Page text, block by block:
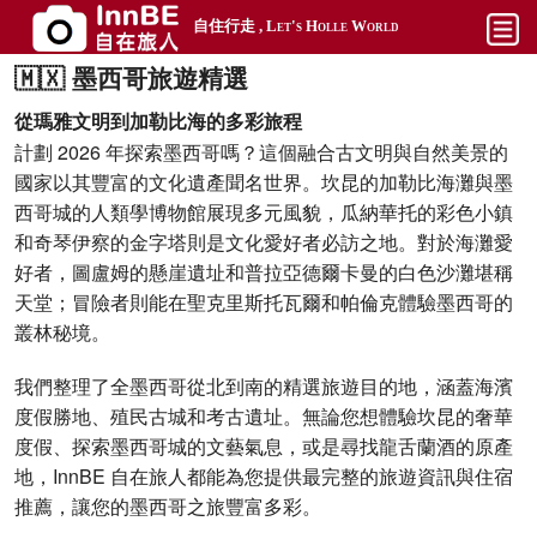
自住行走 , Let's Holle World
開始
平價
熱門
奢華
攻略
帳號
🇲🇽 墨西哥旅遊精選
從瑪雅文明到加勒比海的多彩旅程
計劃 2026 年探索墨西哥嗎？這個融合古文明與自然美景的
國家以其豐富的文化遺產聞名世界。坎昆的加勒比海灘與墨
西哥城的人類學博物館展現多元風貌，瓜納華托的彩色小鎮
和奇琴伊察的金字塔則是文化愛好者必訪之地。對於海灘愛
好者，圖盧姆的懸崖遺址和普拉亞德爾卡曼的白色沙灘堪稱
天堂；冒險者則能在聖克里斯托瓦爾和帕倫克體驗墨西哥的
叢林秘境。
我們整理了全墨西哥從北到南的精選旅遊目的地，涵蓋海濱
度假勝地、殖民古城和考古遺址。無論您想體驗坎昆的奢華
度假、探索墨西哥城的文藝氣息，或是尋找龍舌蘭酒的原產
地，InnBE 自在旅人都能為您提供最完整的旅遊資訊與住宿
推薦，讓您的墨西哥之旅豐富多彩。